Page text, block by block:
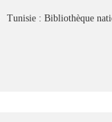
Tunisie : Bibliothèque